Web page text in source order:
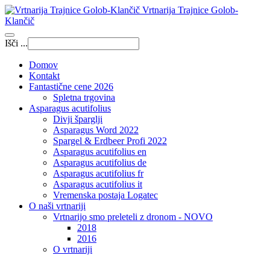
Vrtnarija Trajnice Golob-
Klančič
Išči ...
Domov
Kontakt
Fantastične cene 2026
Spletna trgovina
Asparagus acutifolius
Divji šparglji
Asparagus Word 2022
Spargel & Erdbeer Profi 2022
Asparagus acutifolius en
Asparagus acutifolius de
Asparagus acutifolius fr
Asparagus acutifolius it
Vremenska postaja Logatec
O naši vrtnariji
Vrtnarijo smo preleteli z dronom - NOVO
2018
2016
O vrtnariji